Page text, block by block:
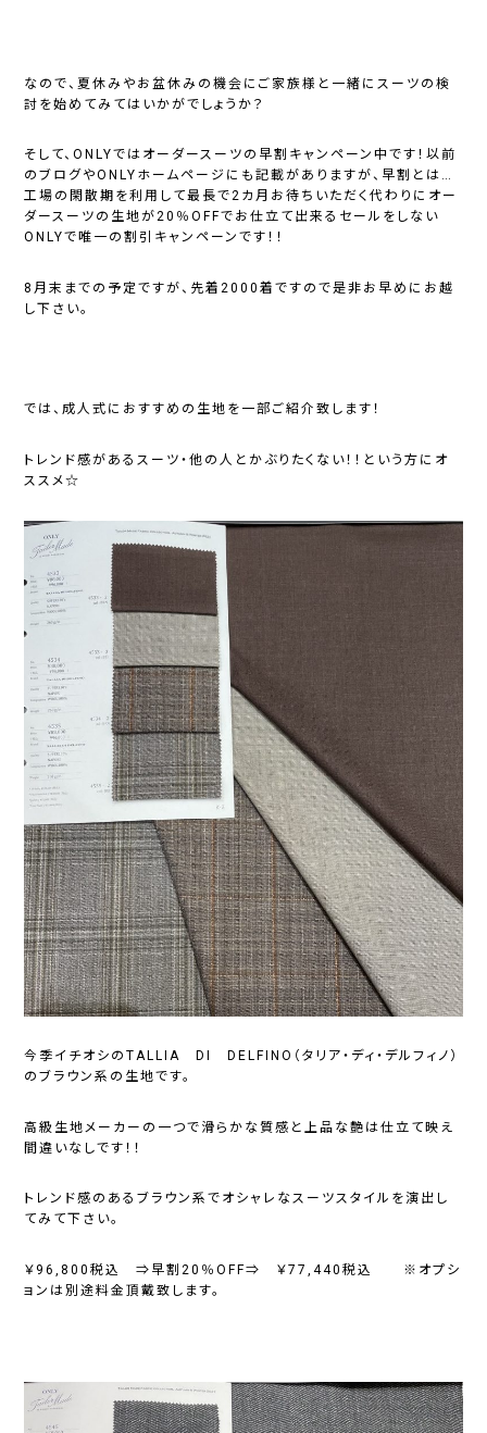
なので、夏休みやお盆休みの機会にご家族様と一緒にスーツの検
討を始めてみてはいかがでしょうか？
そして、ONLYではオーダースーツの早割キャンペーン中です！以前
のブログやONLYホームページにも記載がありますが、早割とは…
工場の閑散期を利用して最長で2カ月お待ちいただく代わりにオー
ダースーツの生地が20％OFFでお仕立て出来るセールをしない
ONLYで唯一の割引キャンペーンです！！
8月末までの予定ですが、先着2000着ですので是非お早めにお越
し下さい。
では、成人式におすすめの生地を一部ご紹介致します！
トレンド感があるスーツ・他の人とかぶりたくない！！という方にオ
ススメ☆
今季イチオシのTALLIA DI DELFINO（タリア・ディ・デルフィノ）
のブラウン系の生地です。
高級生地メーカーの一つで滑らかな質感と上品な艶は仕立て映え
間違いなしです！！
トレンド感のあるブラウン系でオシャレなスーツスタイルを演出し
てみて下さい。
￥96,800税込 ⇒早割20％OFF⇒ ￥77,440税込 ※オプシ
ョンは別途料金頂戴致します。